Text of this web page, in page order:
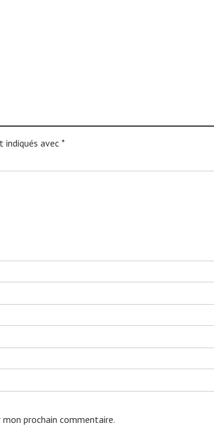
indiqués avec*
prochain commentaire.